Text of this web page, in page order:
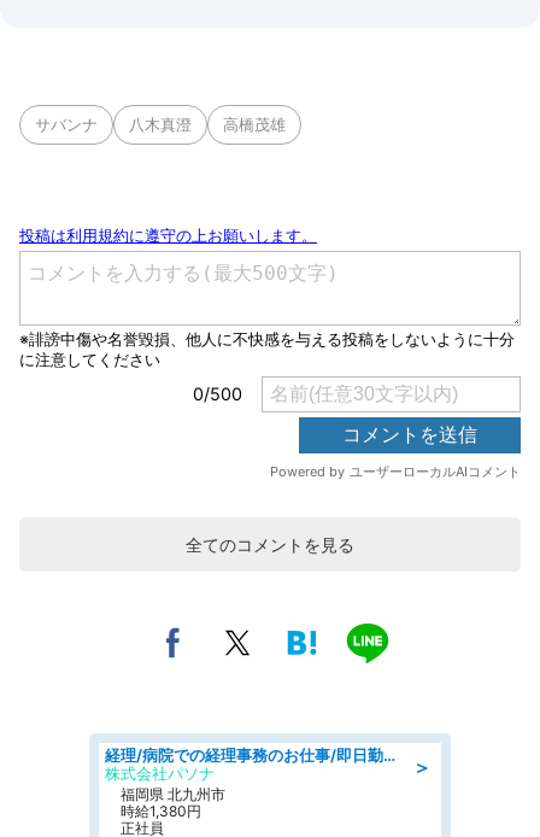
サバンナ 八木真澄 高橋茂雄
全てのコメントを見る
＞
経理/病院での経理事務のお仕事/即日勤務可/車通勤可/経理/一般事務
株式会社パソナ
福岡県 北九州市
時給1,380円
正社員